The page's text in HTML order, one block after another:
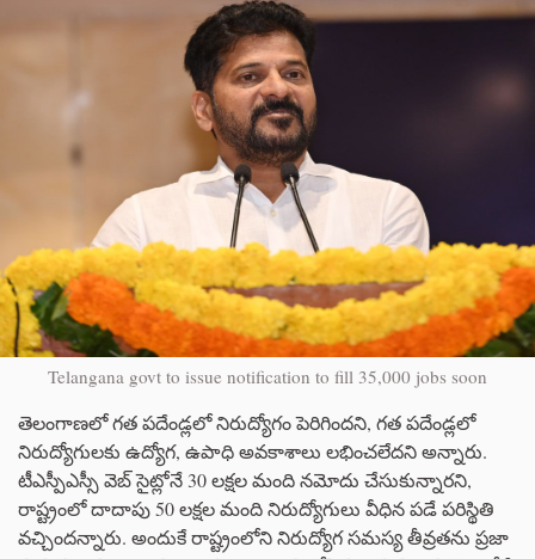
Telangana govt to issue notification to fill 35,000 jobs soon
తెలంగాణలో గత పదేండ్లలో నిరుద్యోగం పెరిగిందని, గత పదేండ్లలో
నిరుద్యోగులకు ఉద్యోగ, ఉపాధి అవకాశాలు లభించలేదని అన్నారు.
టీఎస్పీఎస్సీ వెబ్ సైట్లోనే 30 లక్షల మంది నమోదు చేసుకున్నారని,
రాష్ట్రంలో దాదాపు 50 లక్షల మంది నిరుద్యోగులు వీధిన పడే పరిస్థితి
వచ్చిందన్నారు. అందుకే రాష్ట్రంలోని నిరుద్యోగ సమస్య తీవ్రతను ప్రజా